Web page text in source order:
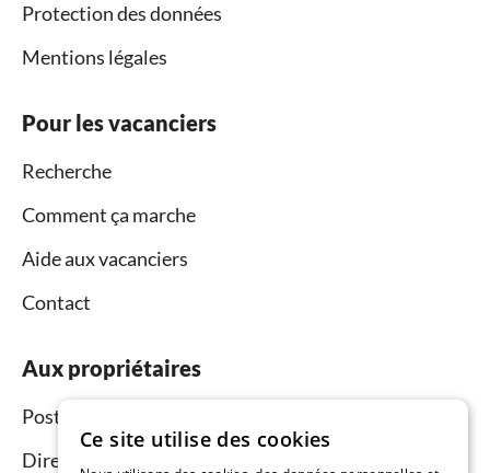
Protection des données
Mentions légales
Pour les vacanciers
Recherche
Comment ça marche
Aide aux vacanciers
Contact
Aux propriétaires
Postez et louez
Directeur du réseau commercial
Ce site utilise des cookies